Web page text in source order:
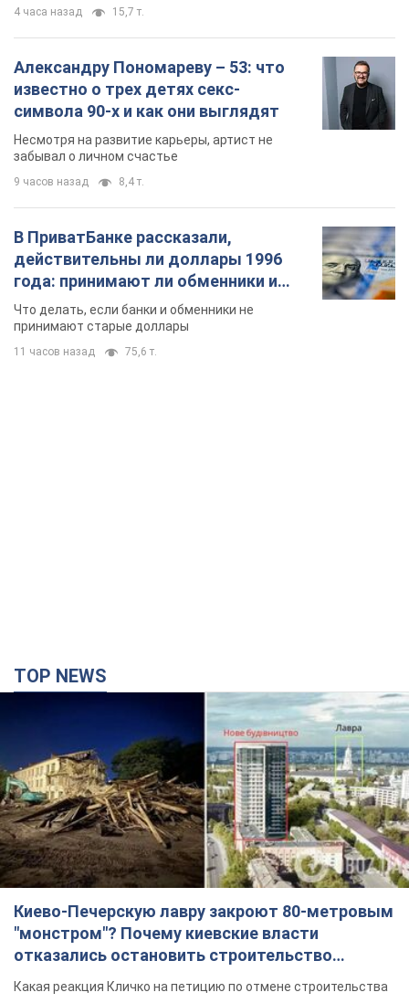
4 часа назад 15,7 т.
Александру Пономареву – 53: что
известно о трех детях секс-
символа 90-х и как они выглядят
Несмотря на развитие карьеры, артист не
забывал о личном счастье
9 часов назад 8,4 т.
В ПриватБанке рассказали,
действительны ли доллары 1996
года: принимают ли обменники и
банки такие купюры
Что делать, если банки и обменники не
принимают старые доллары
11 часов назад 75,6 т.
TOP NEWS
Киево-Печерскую лавру закроют 80-метровым
"монстром"? Почему киевские власти
отказались остановить строительство
небоскреба "московского верующего"
Какая реакция Кличко на петицию по отмене строительства